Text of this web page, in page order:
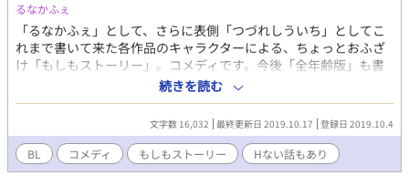
るなかふぇ
「るなかふぇ」として、さらに表側「つづれしういち」としてこ
れまで書いて来た各作品のキャラクターによる、ちょっとおふざ
け「もしもストーリー」。コメディです。今後「全年齢版」も書
くかもしれません。 かなり二次創作に近いですが、一応タグはつ
けておりません（すべて自分の作品なので）。 第一話は「Two
Moons～砂に咲く花～」より、レドとノイン。 第二話以降も、そ
のときどきで思い付きやリクエストのあったＣＰで書いていこう
かと思います。 不定期更新。適当にお付き合いくだされば。 ※ム
ーンライトノベルズにも同時連載。
続きを読む
文字数 16,032 最終更新日 2019.10.17 登録日 2019.10.4
BL コメディ もしもストーリー Hない話もあり